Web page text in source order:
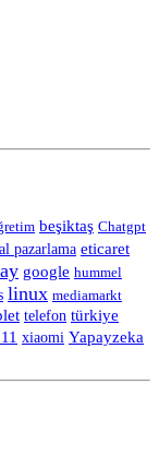
beşiktaş Chatgpt
pazarlama eticaret
google hummel
linux mediamarkt
telefon türkiye
xiaomi Yapayzeka